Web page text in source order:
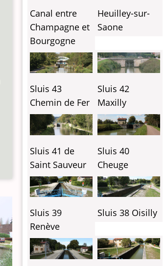
Canal entre
Champagne et
Bourgogne
Heuilley-sur-
Saone
Sluis 43
Chemin de Fer
Sluis 42
Maxilly
Sluis 41 de
Saint Sauveur
Sluis 40
Cheuge
Sluis 39
Renève
Sluis 38 Oisilly